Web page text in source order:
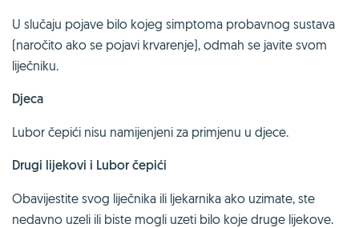
U slučaju pojave bilo kojeg simptoma probavnog sustava
(naročito ako se pojavi krvarenje), odmah se javite svom
liječniku.
Djeca
Lubor čepići nisu namijenjeni za primjenu u djece.
Drugi lijekovi i Lubor čepići
Obavijestite svog liječnika ili ljekarnika ako uzimate, ste
nedavno uzeli ili biste mogli uzeti bilo koje druge lijekove.